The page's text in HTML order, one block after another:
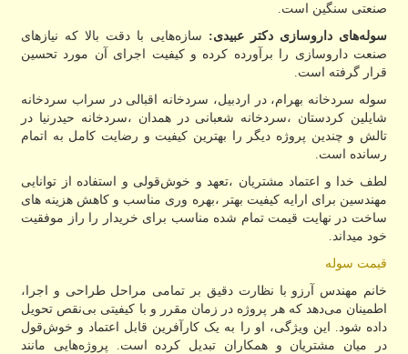
صنعتی سنگین است.
سوله‌های داروسازی دکتر عبیدی: سازه‌هایی با دقت بالا که نیازهای
صنعت داروسازی را برآورده کرده و کیفیت اجرای آن مورد تحسین
قرار گرفته است.
سوله سردخانه بهرام، در اردبیل، سردخانه اقبالی در سراب سردخانه
شایلین کردستان ،سردخانه شعبانی در همدان ،سردخانه حیدرنیا در
تالش و چندین پروژه دیگر را بهترین کیفیت و رضایت کامل به اتمام
رسانده است.
لطف خدا و اعتماد مشتریان ،تعهد و خوش‌قولی و استفاده از توانایی
مهندسین برای ارایه کیفیت بهتر ،بهره وری مناسب و کاهش هزینه های
ساخت در نهایت قیمت تمام شده مناسب برای خریدار را راز موفقیت
خود میداند.
قیمت سوله
خانم مهندس آرزو با نظارت دقیق بر تمامی مراحل طراحی و اجرا،
اطمینان می‌دهد که هر پروژه در زمان مقرر و با کیفیتی بی‌نقص تحویل
داده شود. این ویژگی، او را به یک کارآفرین قابل اعتماد و خوش‌قول
در میان مشتریان و همکاران تبدیل کرده است. پروژه‌هایی مانند